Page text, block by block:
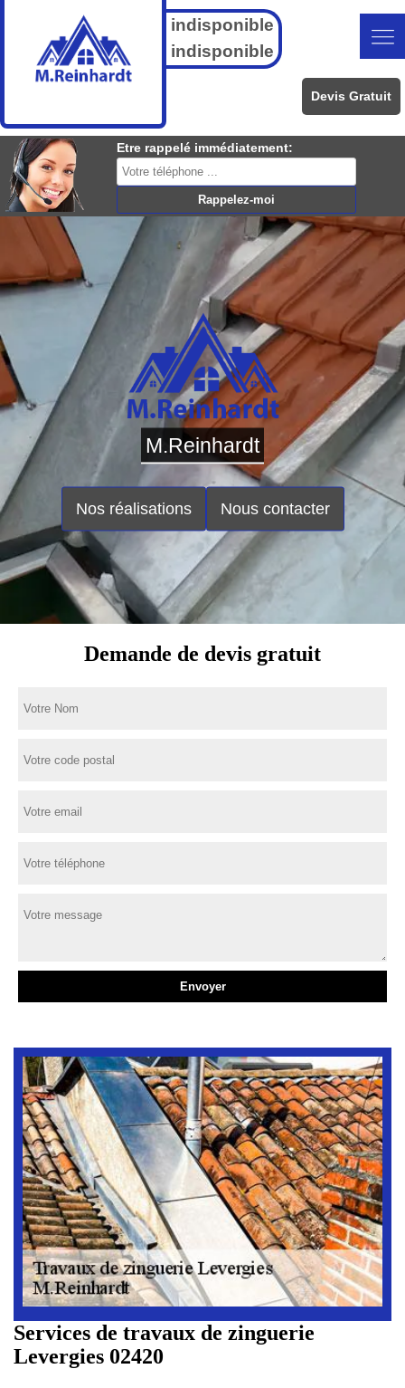
indisponible
indisponible
Devis Gratuit
Etre rappelé immédiatement:
M.Reinhardt
Nos réalisations Nous contacter
Demande de devis gratuit
Services de travaux de zinguerie
Levergies 02420